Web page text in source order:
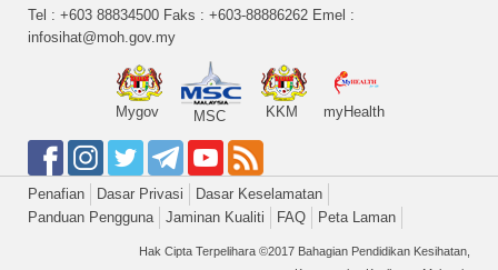
Tel : +603 88834500 Faks : +603-88886262 Emel :
infosihat@moh.gov.my
Mygov MSC KKM myHealth
Penafian Dasar Privasi
Dasar Keselamatan
Panduan Pengguna
Jaminan Kualiti FAQ Peta Laman
Hak Cipta Terpelihara ©2017 Bahagian Pendidikan Kesihatan,